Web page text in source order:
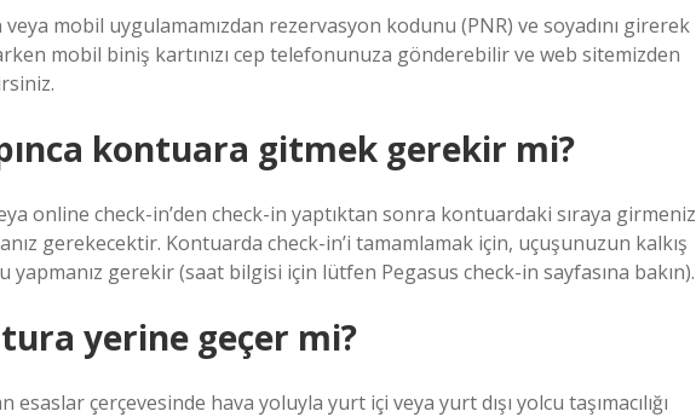
veya mobil uygulamamızdan rezervasyon kodunu (PNR) ve soyadını girerek
mobil biniş kartınızı cep telefonunuza gönderebilir ve web sitemizden
kontuara gitmek gerekir mi?
online check-in’den check-in yaptıktan sonra kontuardaki sıraya girmeniz
gerekecektir. Kontuarda check-in’i tamamlamak için, uçuşunuzun kalkış
gerekir (saat bilgisi için lütfen Pegasus check-in sayfasına bakın).
yerine geçer mi?
çerçevesinde hava yoluyla yurt içi veya yurt dışı yolcu taşımacılığı